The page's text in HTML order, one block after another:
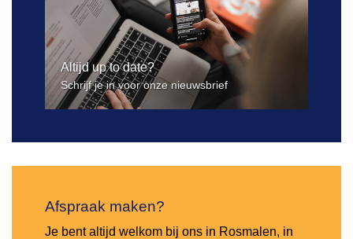
Altijd up to date?
Schrijf je in voor onze nieuwsbrief
Afspraak maken?
Je bent altijd welkom bij ons in Rosmalen, in